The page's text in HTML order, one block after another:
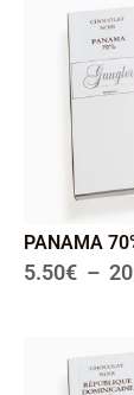
PANAMA
5.50€ –